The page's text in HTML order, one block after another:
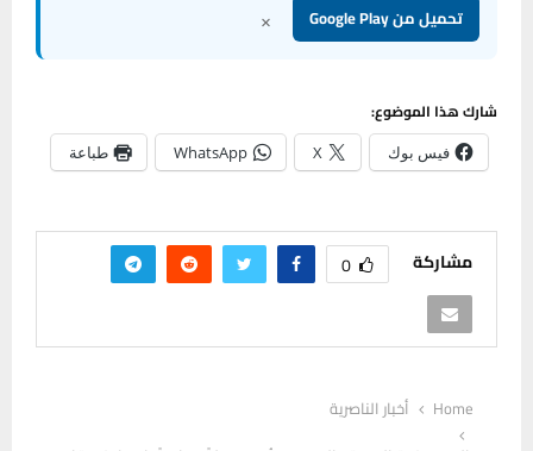
تحميل من Google Play ×
شارك هذا الموضوع:
فيس بوك X
WhatsApp طباعة
مشاركة 0
Home
أخبار الناصرية